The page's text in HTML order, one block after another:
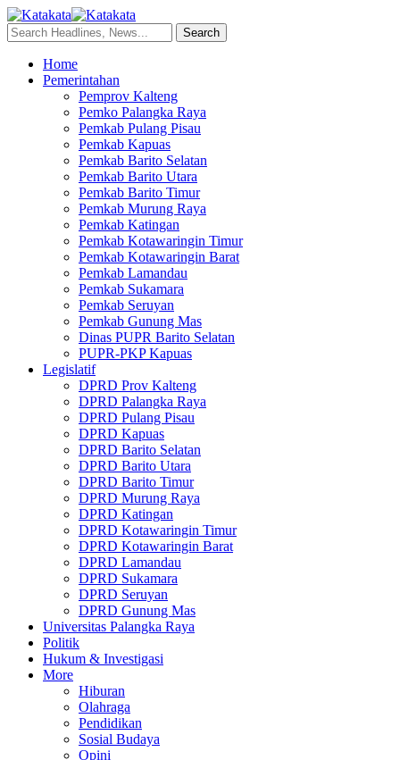
Home
Pemerintahan
Pemprov Kalteng
Pemko Palangka Raya
Pemkab Pulang Pisau
Pemkab Kapuas
Pemkab Barito Selatan
Pemkab Barito Utara
Pemkab Barito Timur
Pemkab Murung Raya
Pemkab Katingan
Pemkab Kotawaringin Timur
Pemkab Kotawaringin Barat
Pemkab Lamandau
Pemkab Sukamara
Pemkab Seruyan
Pemkab Gunung Mas
Dinas PUPR Barito Selatan
PUPR-PKP Kapuas
Legislatif
DPRD Prov Kalteng
DPRD Palangka Raya
DPRD Pulang Pisau
DPRD Kapuas
DPRD Barito Selatan
DPRD Barito Utara
DPRD Barito Timur
DPRD Murung Raya
DPRD Katingan
DPRD Kotawaringin Timur
DPRD Kotawaringin Barat
DPRD Lamandau
DPRD Sukamara
DPRD Seruyan
DPRD Gunung Mas
Universitas Palangka Raya
Politik
Hukum & Investigasi
More
Hiburan
Olahraga
Pendidikan
Sosial Budaya
Opini